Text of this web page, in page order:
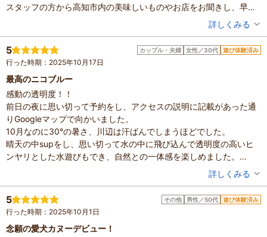
スタッフの方から高知市内の美味しいものやお店をお聞きし、早速
ドローンの映像や写真もたくさんいただき、素晴らしい思い出にな
りました
ありがとうございました
滞在時間：1～2時間
設備の有無：駐車場、トイレ
投稿日：2025年11月27日
詳しくみる
5 カップル・夫婦 女性／30代 遊び体験済み
行った時期：2025年10月17日
最高のニコブルー
感動の透明度！！
前日の夜に思い切って予約をし、アクセスの説明に記載があった通
りGoogleマップで向かいました。
10月なのに30°の暑さ、川辺は汗ばんでしまうほどでした。
晴天の中supをし、思い切って水の中に飛び込んで透明度の高いヒ
ンヤリとした水遊びもでき、自然との一体感を楽しめました。
高知の食事処のおすすめや、絶景の見れる場所などお話ししながら
あっという間の2時間でした。平日の体験という事もあり、周りにい
る人も少なく、自分達だけの時間を過ごすことができました。
体験を悩んでいる方がいるのであれば、是非おすすめしたいです。
写真のデータもたくさん頂き、いい思い出になりました。
滞在時間：1～2時間
設備の有無：駐車場、トイレ
投稿日：2025年10月20日
詳しくみる
5 その他 男性／50代 遊び体験済み
行った時期：2025年10月1日
念願の愛犬カヌーデビュー！